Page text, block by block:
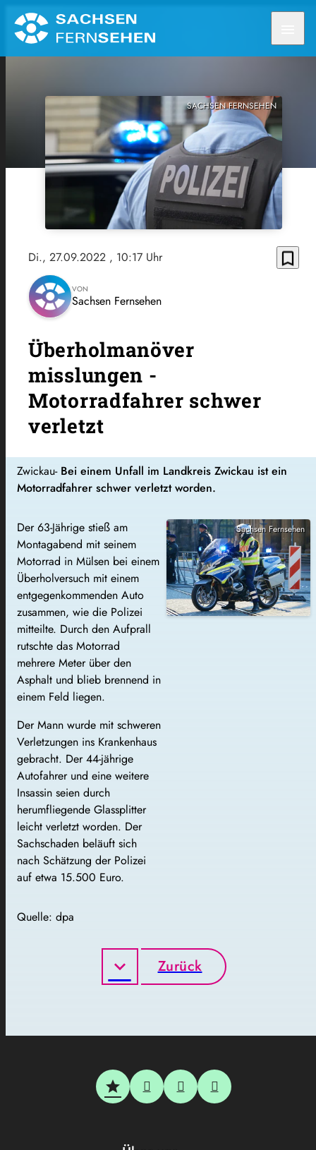
SACHSEN FERNSEHEN
Di., 27.09.2022 , 10:17 Uhr bookmark_border
VON
Sachsen Fernsehen
Überholmanöver
misslungen -
Motorradfahrer schwer
verletzt
Zwickau- Bei einem Unfall im Landkreis Zwickau ist ein
Motorradfahrer schwer verletzt worden.
Der 63-Jährige stieß am
Montagabend mit seinem
Motorrad in Mülsen bei einem
Überholversuch mit einem
entgegenkommenden Auto
zusammen, wie die Polizei
mitteilte. Durch den Aufprall
rutschte das Motorrad
mehrere Meter über den
Asphalt und blieb brennend in
einem Feld liegen.
Der Mann wurde mit schweren
Verletzungen ins Krankenhaus
gebracht. Der 44-jährige
Autofahrer und eine weitere
Insassin seien durch
herumfliegende Glassplitter
leicht verletzt worden. Der
Sachschaden beläuft sich
nach Schätzung der Polizei
auf etwa 15.500 Euro.
Sachsen Fernsehen
Quelle: dpa
Zurück